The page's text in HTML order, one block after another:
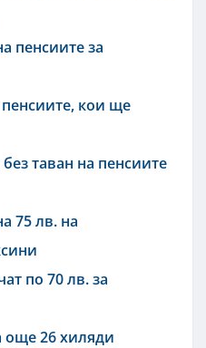
пенсиите за
кои ще
таван на пенсиите
75 лв. на
по 70 лв. за
още 26 хиляди